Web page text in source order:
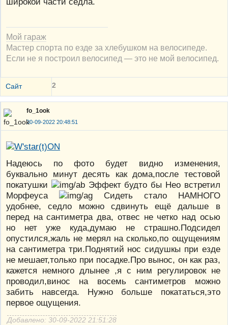
Мой гараж
Мастер спорта по езде за хлебушком на велосипеде.
Если не я построил велосипед — это не мой велосипед.
Сайт 2
fo_1ook
30-09-2022 20:48:51
Надеюсь по фото будет видно изменения,
буквально минут десять как дома,после тестовой
покатушки
Эффект будто бы Нео встретил
Морфеуса
Сидеть стало НАМНОГО
удобнее, седло можно сдвинуть ещё дальше в
перед на сантиметра два, отвес не четко над осью
но нет уже куда,думаю не страшно.Подсидел
опустился,жаль не мерял на сколько,по ощущениям
на сантиметра три.Поднятий нос сидушкы при езде
не мешает,только при посадке.Про вынос, он как раз,
кажется немного длынее ,я с ним регулировок не
проводил,винос на восемь сантиметров можно
забить навсегда. Нужно больше покататься,это
первое ощущения.
Добавлено: 30-09-2022 21:51:28